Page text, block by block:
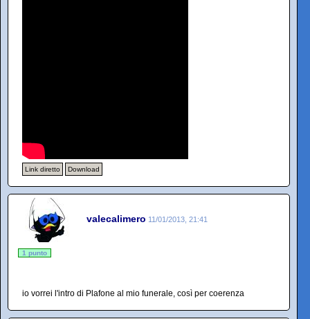
Link diretto Download
valecalimero 11/01/2013, 21:41
1 punto
io vorrei l'intro di Plafone al mio funerale, così per coerenza